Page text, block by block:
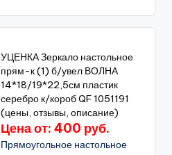
УЦЕНКА Зеркало настольное
прям-к (1) б/увел ВОЛНА
14*18/19*22,5см пластик
серебро к/короб QF 1051191
(цены, отзывы, описание)
Цена от: 400 руб.
Прямоугольное настольное